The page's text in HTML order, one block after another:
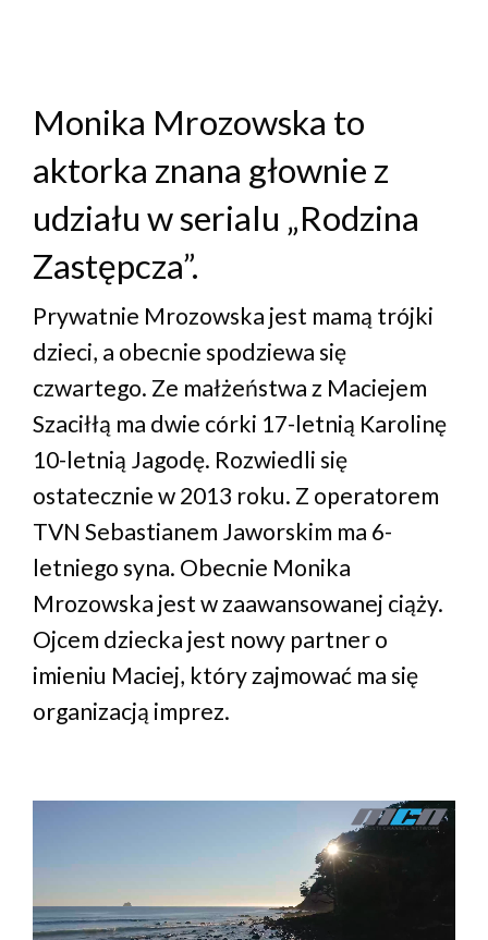
Monika Mrozowska to
aktorka znana głownie z
udziału w serialu „Rodzina
Zastępcza”.
Prywatnie Mrozowska jest mamą trójki
dzieci, a obecnie spodziewa się
czwartego. Ze małżeństwa z Maciejem
Szaciłłą ma dwie córki 17-letnią Karolinę
10-letnią Jagodę. Rozwiedli się
ostatecznie w 2013 roku. Z operatorem
TVN Sebastianem Jaworskim ma 6-
letniego syna. Obecnie Monika
Mrozowska jest w zaawansowanej ciąży.
Ojcem dziecka jest nowy partner o
imieniu Maciej, który zajmować ma się
organizacją imprez.